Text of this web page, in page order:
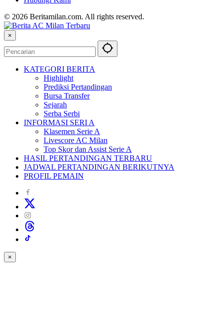
© 2026 Beritamilan.com. All rights reserved.
×
KATEGORI BERITA
Highlight
Prediksi Pertandingan
Bursa Transfer
Sejarah
Serba Serbi
INFORMASI SERI A
Klasemen Serie A
Livescore AC Milan
Top Skor dan Assist Serie A
HASIL PERTANDINGAN TERBARU
JADWAL PERTANDINGAN BERIKUTNYA
PROFIL PEMAIN
×